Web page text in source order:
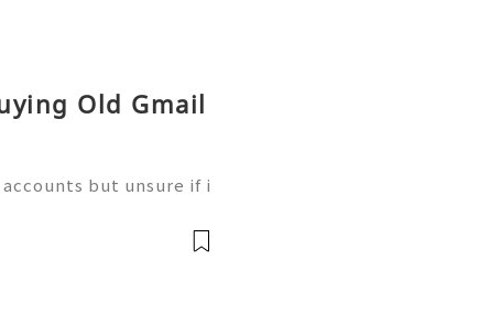
Old Gmail
but unsure if i
us – Contact US ✅⇒2